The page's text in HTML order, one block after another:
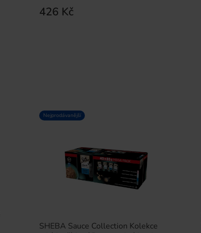
426 Kč
SHEBA Sauce Collection Kolekce
Nejprodávanější